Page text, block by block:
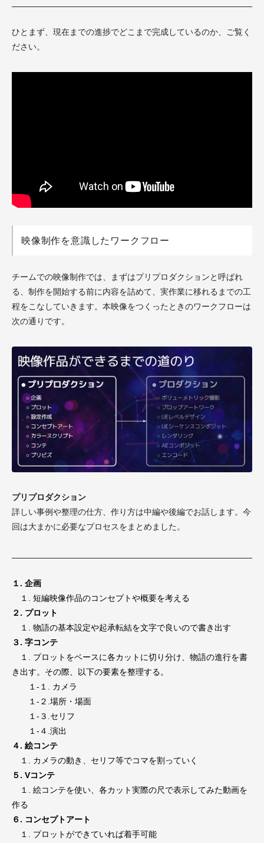
ひとまず、現在までの進捗でどこまで完成しているのか、ご覧く
ださい。
映像制作を意識したワークフロー
チームでの映像制作では、まずはプリプロダクションと呼ばれ
る、制作を開始する前に内容を詰めて、実作業に移れるまでの工
程をこなしていきます。本映像をつくったときのワークフローは
次の通りです。
プリプロダクション
詳しい事例や整理の仕方、作り方は中編や後編でお話します。今
回は大まかに必要なプロセスをまとめました。
１. 企画
１. 短編映像作品のコンセプトや概要を考える
２. プロット
１. 物語の基本設定や起承転結を文字で良いので書き出す
３. 字コンテ
１. プロットをベースに各カットに切り分け、物語の進行を書
き出す。その際、以下の要素を整理する。
１-１. カメラ
１-２.場所・場面
１-３.セリフ
１-４.演出
４. 絵コンテ
１. カメラの動き、セリフ等でコマを割っていく
５. Vコンテ
１. 絵コンテを使い、各カット実際の尺で表示してみた動画を
作る
６. コンセプトアート
１. プロットができていれば着手可能